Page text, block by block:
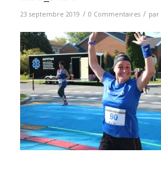
23 septembre 2019 / 0 Commentaires / par